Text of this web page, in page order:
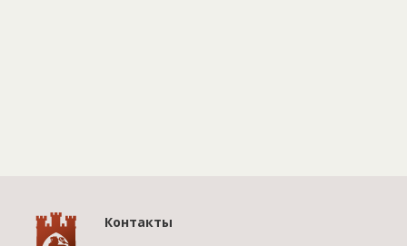
Контакты